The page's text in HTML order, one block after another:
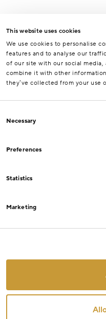
This website uses cookies
We use cookies to personalise
features and to analyse our
of our site with our social media,
combine it with other
they’ve collected from your use
Selection
Necessary
Preferences
Statistics
Marketing